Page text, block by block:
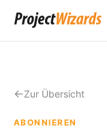
Zur Übersicht
ABONNIEREN